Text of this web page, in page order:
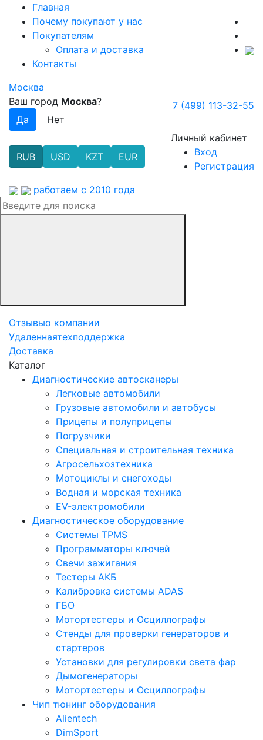
Главная
Почему покупают у нас
Покупателям
Оплата и доставка
Контакты
Москва
Ваш город Москва? 7 (499) 113-32-55
RUB USD KZT EUR
Личный кабинет
Вход
Регистрация
работаем с 2010 года
Отзывыо компании
Удаленнаятехподдержка
Доставка
Каталог
Диагностические автосканеры
Легковые автомобили
Грузовые автомобили и автобусы
Прицепы и полуприцепы
Погрузчики
Специальная и строительная техника
Агросельхозтехника
Мотоциклы и снегоходы
Водная и морская техника
EV-электромобили
Диагностическое оборудование
Системы TPMS
Программаторы ключей
Свечи зажигания
Тестеры АКБ
Калибровка системы ADAS
ГБО
Мотортестеры и Осциллографы
Стенды для проверки генераторов и
стартеров
Установки для регулировки света фар
Дымогенераторы
Мотортестеры и Осциллографы
Чип тюнинг оборудования
Alientech
DimSport